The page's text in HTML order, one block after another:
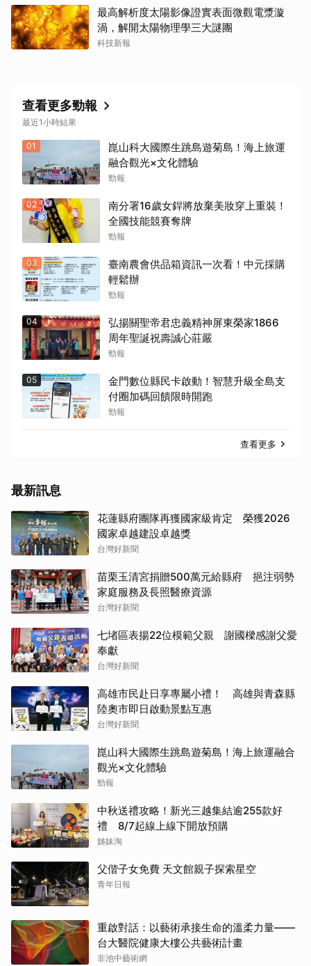
最高解析度太陽影像證實表面微觀電漿漩
渦，解開太陽物理學三大謎團
科技新報
查看更多勁報
最近1小時結果
01
崑山科大國際生跳島遊菊島！海上旅運
融合觀光×文化體驗
勁報
02
南分署16歲女銲將放棄美妝穿上重裝！
全國技能競賽奪牌
勁報
03
臺南農會供品箱資訊一次看！中元採購
輕鬆辦
勁報
04
弘揚關聖帝君忠義精神屏東榮家1866
周年聖誕祝壽誠心莊嚴
勁報
05
金門數位縣民卡啟動！智慧升級全島支
付圈加碼回饋限時開跑
勁報
查看更多
最新訊息
花蓮縣府團隊再獲國家級肯定 榮獲2026
國家卓越建設卓越獎
台灣好新聞
苗栗玉清宮捐贈500萬元給縣府 挹注弱勢
家庭服務及長照醫療資源
台灣好新聞
七堵區表揚22位模範父親 謝國樑感謝父愛
奉獻
台灣好新聞
高雄市民赴日享專屬小禮！ 高雄與青森縣
陸奧市即日啟動景點互惠
台灣好新聞
崑山科大國際生跳島遊菊島！海上旅運融合
觀光×文化體驗
勁報
中秋送禮攻略！新光三越集結逾255款好
禮 8/7起線上線下開放預購
姊妹淘
父偕子女免費 天文館親子探索星空
青年日報
重啟對話：以藝術承接生命的溫柔力量——
台大醫院健康大樓公共藝術計畫
非池中藝術網